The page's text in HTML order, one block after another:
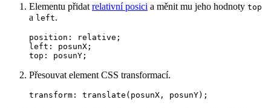
Elementu přidat relativní posici a měnit mu jeho hodnoty top
a left.
position: relative;
left: posunX;
top: posunY;
Přesouvat element CSS transformací.
transform: translate(posunX, posunY);